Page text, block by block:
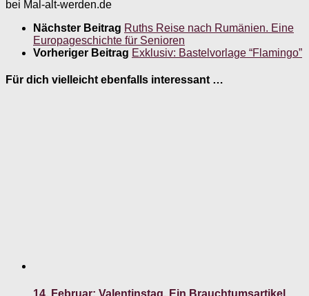
bei Mal-alt-werden.de
Nächster Beitrag Ruths Reise nach Rumänien. Eine
Europageschichte für Senioren
Vorheriger Beitrag Exklusiv: Bastelvorlage “Flamingo”
Für dich vielleicht ebenfalls interessant …
14. Februar: Valentinstag. Ein Brauchtumsartikel